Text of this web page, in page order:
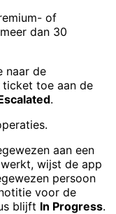
of
dan 30
naar de
toe aan de
.
aan een
wijst de app
persoon
voor de
blijft In Progress.